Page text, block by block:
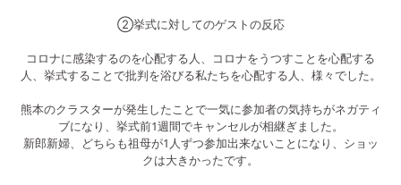
②挙式に対してのゲストの反応
コロナに感染するのを心配する人、コロナをうつすことを心配する
人、挙式することで批判を浴びる私たちを心配する人、様々でした。
熊本のクラスターが発生したことで一気に参加者の気持ちがネガティ
ブになり、挙式前1週間でキャンセルが相継ぎました。
新郎新婦、どちらも祖母が1人ずつ参加出来ないことになり、ショッ
クは大きかったです。